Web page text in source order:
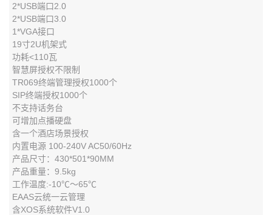
2*USB端口2.0
2*USB端口3.0
1*VGA接口
19寸2U机架式
功耗<110瓦
智慧屏授权不限制
TR069终端管理授权1000个
SIP终端授权1000个
不支持话务台
可增加点播硬盘
含一个酒店场景授权
内置电源 100-240V AC50/60Hz
产品尺寸：430*501*90MM
产品重量：9.5kg
工作温度:-10℃～65℃
EAAS云统一云管理
含XOS系统软件V1.0